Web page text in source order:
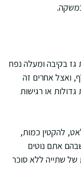
גז בקיבה ומעלה נפח
ואצל אחרים זה
או רגישות
להקטין כמות,
אתם נוטים
של שתייה ללא סוכר